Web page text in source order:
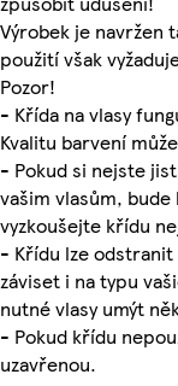
Výrobek je navržen
použití však
Pozor!
- Křída na vlasy
Kvalitu barvení
- Pokud si nejste
vašim vlasům,
vyzkoušejte křídu
- Křídu lze
záviset i na typu
nutné vlasy umýt
- Pokud křídu
uzavřenou.